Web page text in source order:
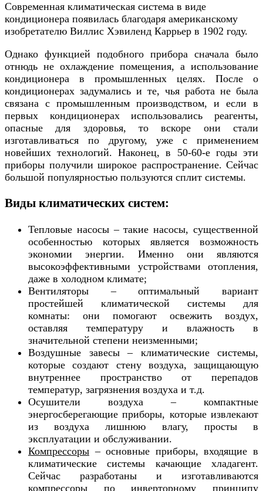
Современная климатическая система в виде
кондиционера появилась благодаря американскому
изобретателю Виллис Хэвиленд Каррьер в 1902 году.
Однако функцией подобного прибора сначала было
отнюдь не охлаждение помещения, а использование
кондиционера в промышленных целях. После о
кондиционерах задумались и те, чья работа не была
связана с промышленным производством, и если в
первых кондиционерах использовались реагенты,
опасные для здоровья, то вскоре они стали
изготавливаться по другому, уже с применением
новейших технологий. Наконец, в 50-60-е годы эти
приборы получили широкое распространение. Сейчас
большой популярностью пользуются сплит системы.
Виды климатических систем:
Тепловые насосы – такие насосы, существенной
особенностью которых является возможность
экономии энергии. Именно они являются
высокоэффективными устройствами отопления,
даже в холодном климате;
Вентиляторы – оптимальный вариант
простейшей климатической системы для
комнаты: они помогают освежить воздух,
оставляя температуру и влажность в
значительной степени неизменными;
Воздушные завесы – климатические системы,
которые создают стену воздуха, защищающую
внутреннее пространство от перепадов
температур, загрязнения воздуха и т.д.
Осушители воздуха – компактные
энергосберегающие приборы, которые извлекают
из воздуха лишнюю влагу, просты в
эксплуатации и обслуживании.
Компрессоры – основные приборы, входящие в
климатические системы качающие хладагент.
Сейчас разработаны и изготавливаются
компрессоры по инверторному принципу